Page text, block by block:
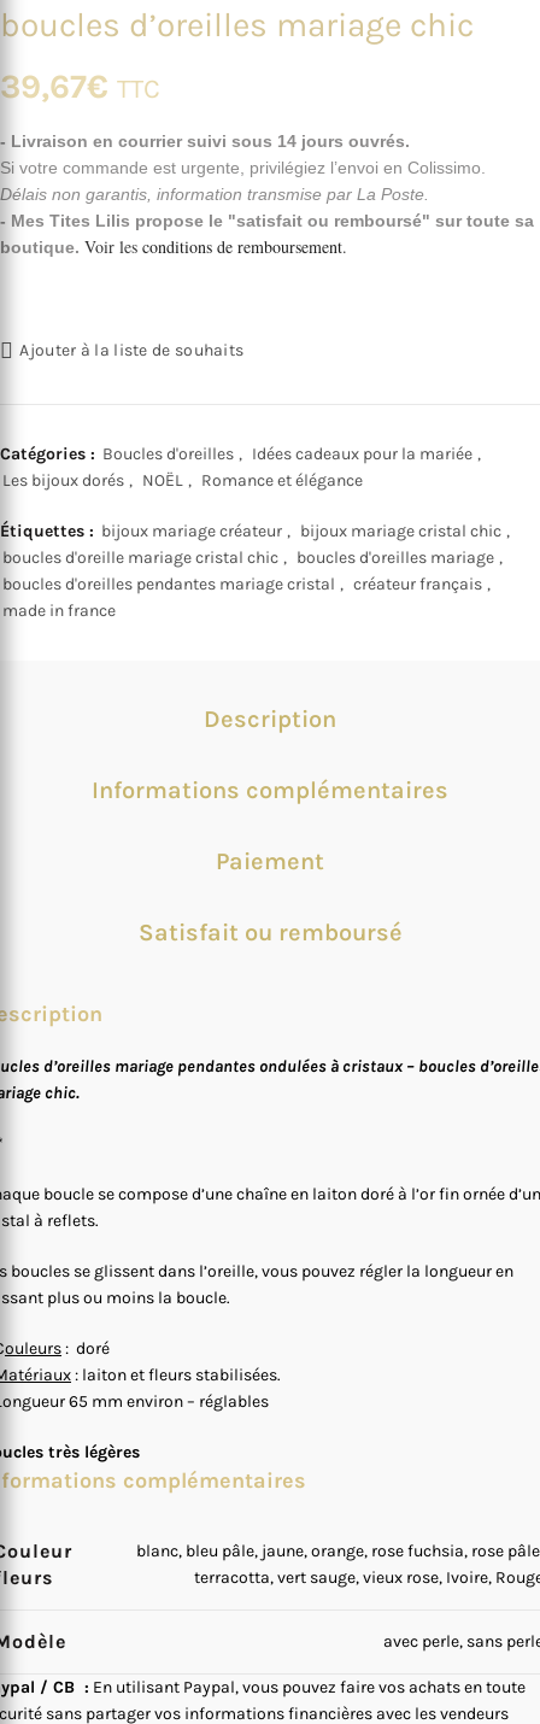
boucles d’oreilles mariage chic
39,67€ TTC
- Livraison en courrier suivi sous 14 jours ouvrés.
Si votre commande est urgente, privilégiez l’envoi en Colissimo.
Délais non garantis, information transmise par La Poste.
- Mes Tites Lilis propose le "satisfait ou remboursé" sur toute sa
boutique. Voir les conditions de remboursement.
Ajouter à la liste de souhaits
Catégories : Boucles d'oreilles , Idées cadeaux pour la mariée ,
Les bijoux dorés , NOËL , Romance et élégance
Étiquettes : bijoux mariage créateur , bijoux mariage cristal chic ,
boucles d'oreille mariage cristal chic , boucles d'oreilles mariage ,
boucles d'oreilles pendantes mariage cristal , créateur français ,
made in france
Description
Informations complémentaires
Paiement
Satisfait ou remboursé
d’oreilles mariage pendantes ondulées à cristaux – boucles
chic.
boucle se compose d’une chaîne en laiton doré à l’or fin ornée d’un
à reflets.
boucles se glissent dans l’oreille, vous pouvez régler la longueur en
plus ou moins la boucle.
ouleurs: doré
: laiton et fleurs stabilisées.
65 mm environ – réglables
très légères
complémentaires
blanc, bleu pâle, jaune, orange, rose fuchsia, rose
terracotta, vert sauge, vieux rose, Ivoire,
avec perle, sans
/ CB : En utilisant Paypal, vous pouvez faire vos achats en toute
sans partager vos informations financières avec les vendeurs